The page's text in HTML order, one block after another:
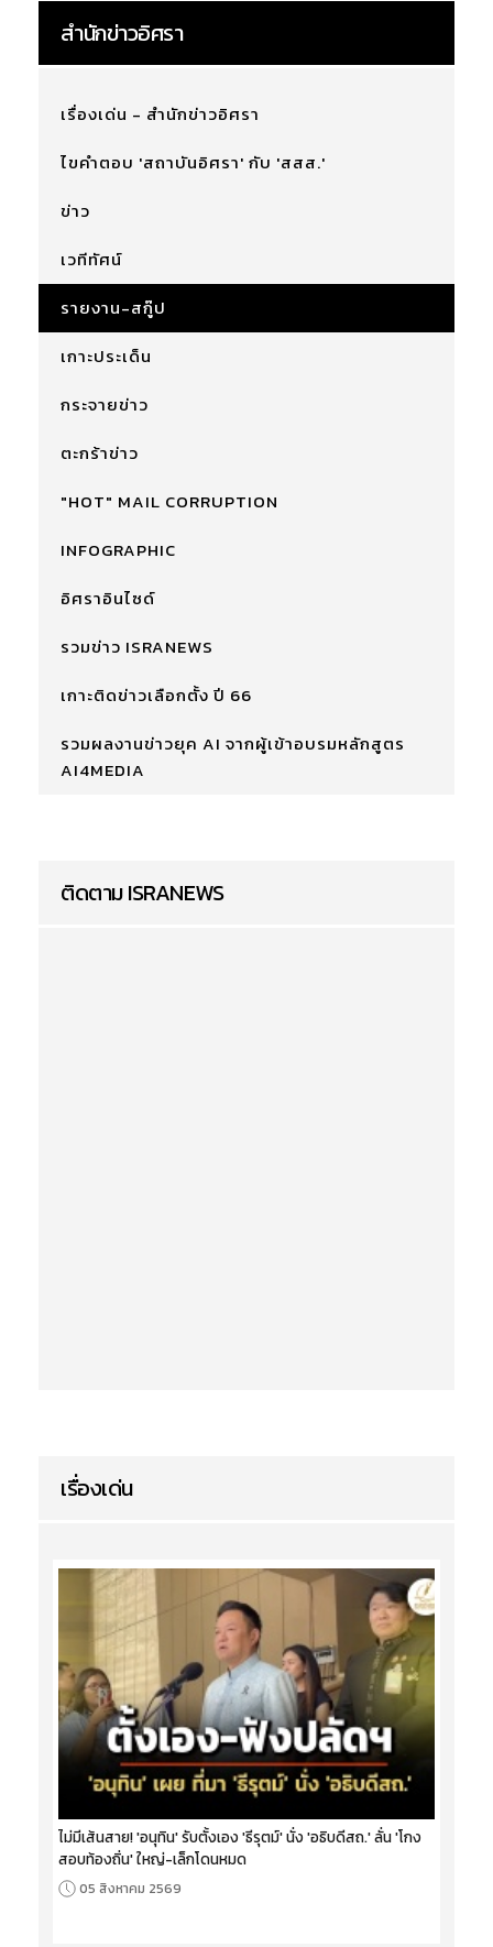
สำนักข่าวอิศรา
เรื่องเด่น - สำนักข่าวอิศรา
ไขคำตอบ 'สถาบันอิศรา' กับ 'สสส.'
ข่าว
เวทีทัศน์
รายงาน-สกู๊ป
เกาะประเด็น
กระจายข่าว
ตะกร้าข่าว
"HOT" MAIL CORRUPTION
INFOGRAPHIC
อิศราอินไซด์
รวมข่าว ISRANEWS
เกาะติดข่าวเลือกตั้ง ปี 66
รวมผลงานข่าวยุค AI จากผู้เข้าอบรมหลักสูตร
AI4MEDIA
ติดตาม ISRANEWS
เรื่องเด่น
ไม่มีเส้นสาย! 'อนุทิน' รับตั้งเอง 'ธีรุตม์' นั่ง 'อธิบดีสถ.' ลั่น 'โกง
สอบท้องถิ่น' ใหญ่-เล็กโดนหมด
05 สิงหาคม 2569